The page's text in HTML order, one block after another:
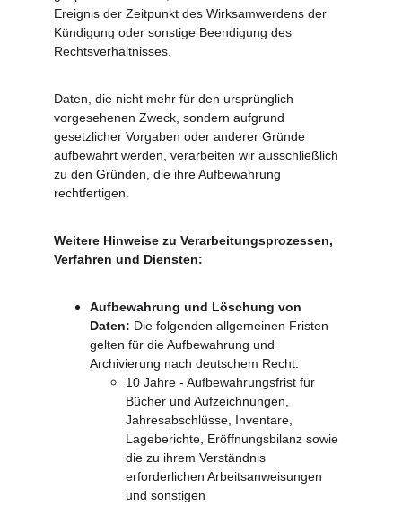
Ereignis der Zeitpunkt des Wirksamwerdens der
Kündigung oder sonstige Beendigung des
Rechtsverhältnisses.
Daten, die nicht mehr für den ursprünglich
vorgesehenen Zweck, sondern aufgrund
gesetzlicher Vorgaben oder anderer Gründe
aufbewahrt werden, verarbeiten wir ausschließlich
zu den Gründen, die ihre Aufbewahrung
rechtfertigen.
Weitere Hinweise zu Verarbeitungsprozessen,
Verfahren und Diensten:
Aufbewahrung und Löschung von
Daten: Die folgenden allgemeinen Fristen
gelten für die Aufbewahrung und
Archivierung nach deutschem Recht:
10 Jahre - Aufbewahrungsfrist für
Bücher und Aufzeichnungen,
Jahresabschlüsse, Inventare,
Lageberichte, Eröffnungsbilanz sowie
die zu ihrem Verständnis
erforderlichen Arbeitsanweisungen
und sonstigen